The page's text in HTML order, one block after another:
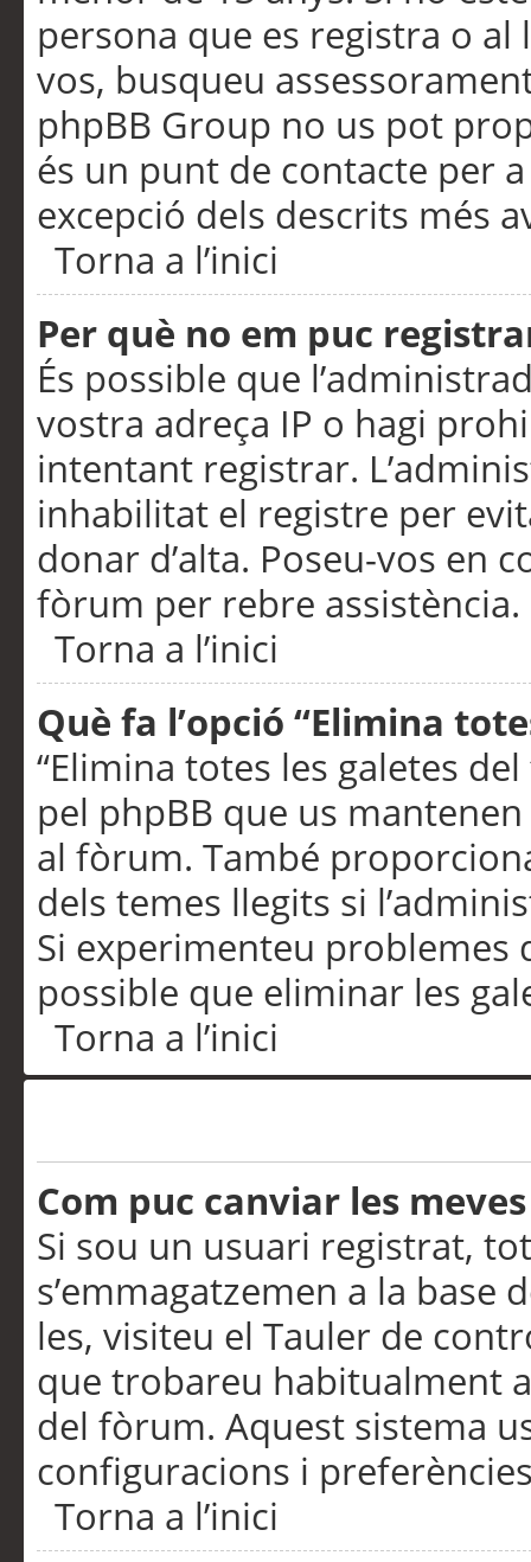
persona que es registra o
vos, busqueu
phpBB Group no us pot
és un punt de contacte per
excepció dels descrits més
Torna a l’inici
Per què no em puc
És possible que
vostra adreça IP o hagi
intentant registrar.
inhabilitat el registre per
donar d’alta. Poseu-vos en
fòrum per rebre assistència.
Torna a l’inici
Què fa l’opció “Elimina
“Elimina totes les galetes
pel phpBB que us
al fòrum. També
dels temes llegits si
Si experimenteu problemes
possible que eliminar les
Torna a l’inici
Com puc canviar les
Si sou un usuari registrat,
s’emmagatzemen a la
les, visiteu el Tauler de
que trobareu habitualment
del fòrum. Aquest sistema
configuracions i
Torna a l’inici